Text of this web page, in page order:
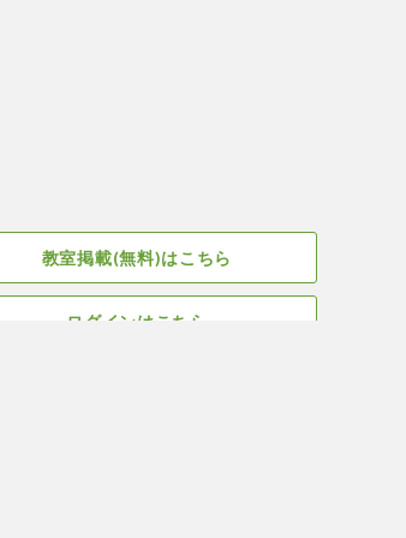
教室掲載(無料)はこちら
ログインはこちら